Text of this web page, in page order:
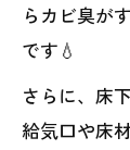
らカビ臭が
です💧
さらに、床
給気口や床